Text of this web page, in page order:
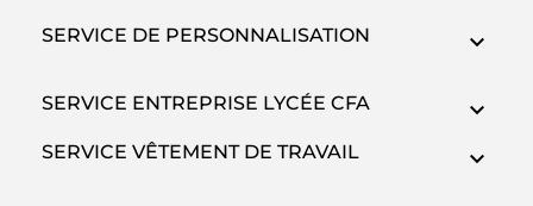
SERVICE DE PERSONNALISATION
SERVICE ENTREPRISE LYCÉE CFA
SERVICE VÊTEMENT DE TRAVAIL